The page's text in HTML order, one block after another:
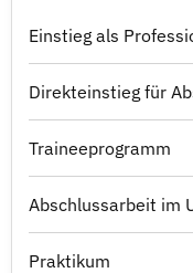
Einstieg als
Direkteinstieg für
Traineeprogramm
Abschlussarbeit im
Praktikum